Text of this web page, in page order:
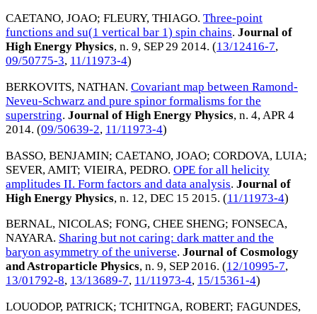
CAETANO, JOAO; FLEURY, THIAGO. Three-point
functions and su(1 vertical bar 1) spin chains. Journal of
High Energy Physics, n. 9, SEP 29 2014. (13/12416-7,
09/50775-3, 11/11973-4)
BERKOVITS, NATHAN. Covariant map between Ramond-
Neveu-Schwarz and pure spinor formalisms for the
superstring. Journal of High Energy Physics, n. 4, APR 4
2014. (09/50639-2, 11/11973-4)
BASSO, BENJAMIN; CAETANO, JOAO; CORDOVA, LUIA;
SEVER, AMIT; VIEIRA, PEDRO. OPE for all helicity
amplitudes II. Form factors and data analysis. Journal of
High Energy Physics, n. 12, DEC 15 2015. (11/11973-4)
BERNAL, NICOLAS; FONG, CHEE SHENG; FONSECA,
NAYARA. Sharing but not caring: dark matter and the
baryon asymmetry of the universe. Journal of Cosmology
and Astroparticle Physics, n. 9, SEP 2016. (12/10995-7,
13/01792-8, 13/13689-7, 11/11973-4, 15/15361-4)
LOUODOP, PATRICK; TCHITNGA, ROBERT; FAGUNDES,